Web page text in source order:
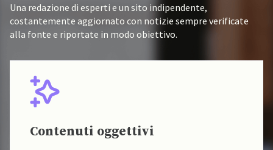
Una redazione di esperti e un sito indipendente,
costantemente aggiornato con notizie sempre verificate
alla fonte e riportate in modo obiettivo.
Contenuti oggettivi